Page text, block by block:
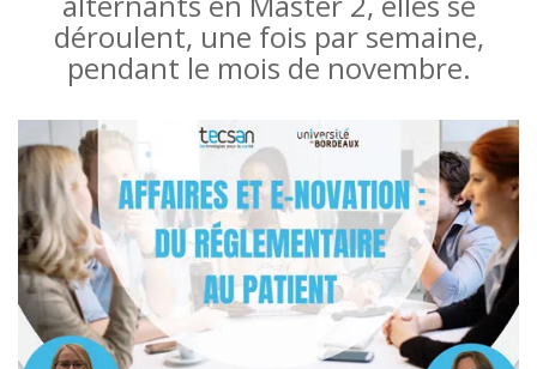
déroulent, une fois par semaine,
pendant le mois de novembre.